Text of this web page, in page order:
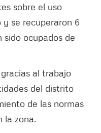
sobre el uso
y se recuperaron 6
sido ocupados de
al trabajo
del distrito
de las normas
la zona.